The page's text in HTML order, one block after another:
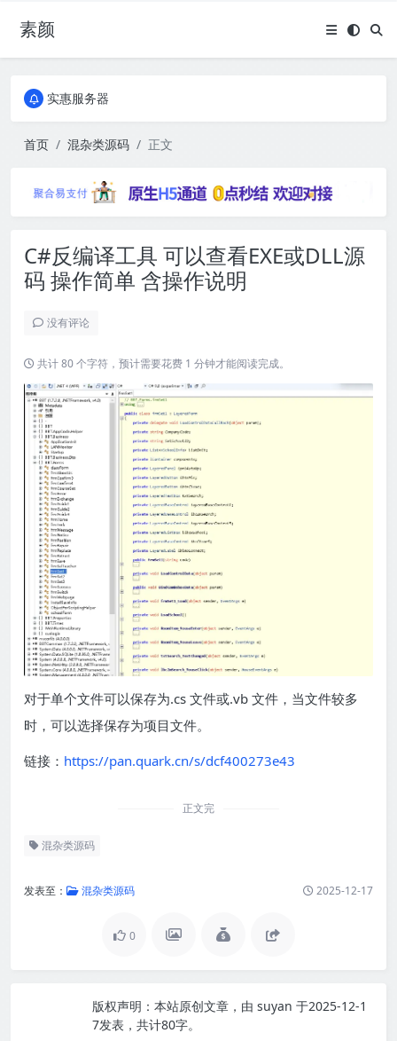
素颜全国免费包邮流量卡
实惠服务器
实惠服务器
首页 混杂类源码 正文
C#反编译工具 可以查看EXE或DLL源
码 操作简单 含操作说明
没有评论
共计 80 个字符，预计需要花费 1 分钟才能阅读完成。
对于单个文件可以保存为.cs 文件或.vb 文件，当文件较多
时，可以选择保存为项目文件。
链接： https://pan.quark.cn/s/dcf400273e43
正文完
混杂类源码
发表至： 混杂类源码 2025-12-17
0
版权声明： 本站原创文章，由 suyan 于2025-12-1
7发表，共计80字。